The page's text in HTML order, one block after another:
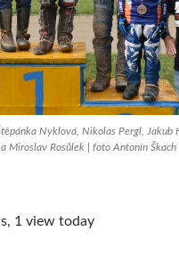
Nyklová, Nikolas Pergl, Jakub
Miroslav Rosůlek | foto Antonín Škach
1 view today